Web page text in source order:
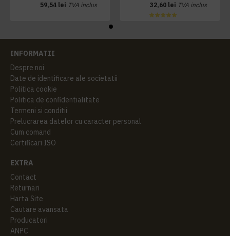
59,54 lei TVA inclus
32,60 lei TVA inclus
INFORMATII
Despre noi
Date de identificare ale societatii
Politica cookie
Politica de confidentialitate
Termeni si conditii
Prelucrarea datelor cu caracter personal
Cum comand
Certificari ISO
EXTRA
Contact
Returnari
Harta Site
Cautare avansata
Producatori
ANPC